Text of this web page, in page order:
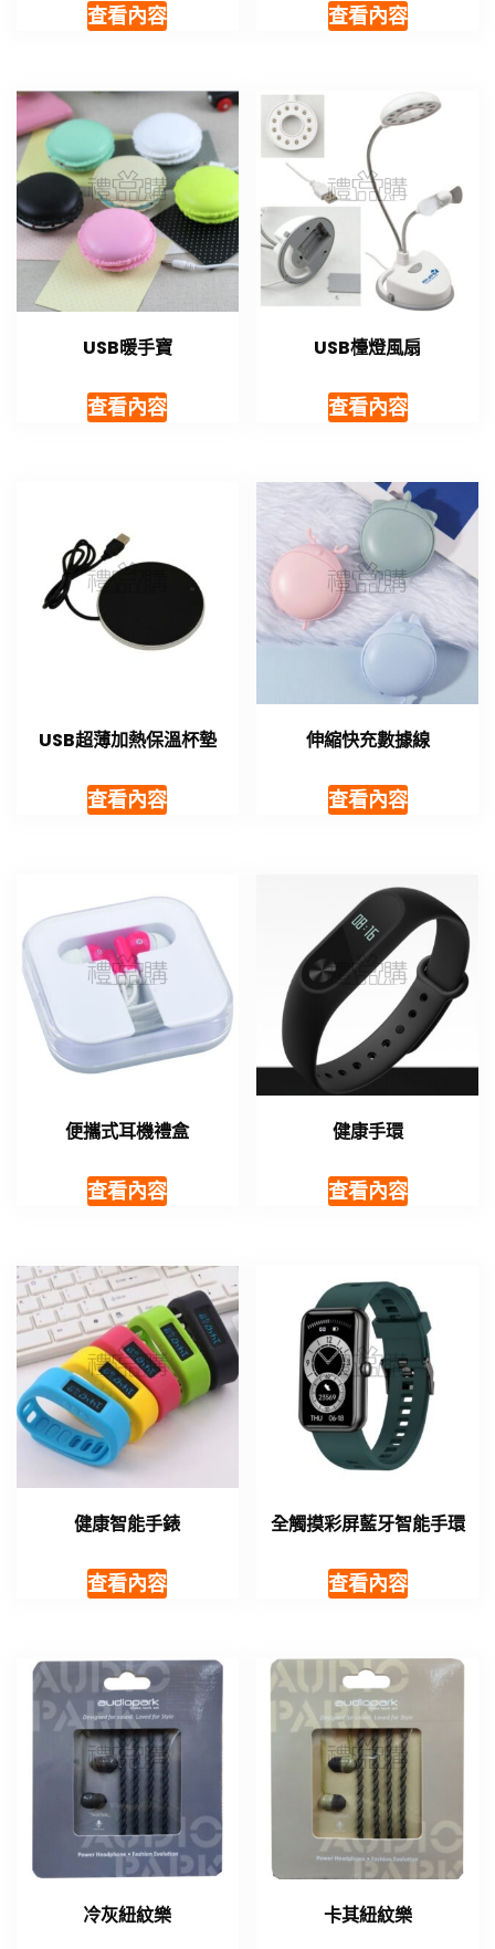
查看內容 查看內容
USB暖手寶
查看內容
USB檯燈風扇
查看內容
USB超薄加熱保溫杯墊
查看內容
伸縮快充數據線
查看內容
便攜式耳機禮盒
查看內容
健康手環
查看內容
健康智能手錶
查看內容
全觸摸彩屏藍牙智能手環
查看內容
冷灰紐紋樂 卡其紐紋樂